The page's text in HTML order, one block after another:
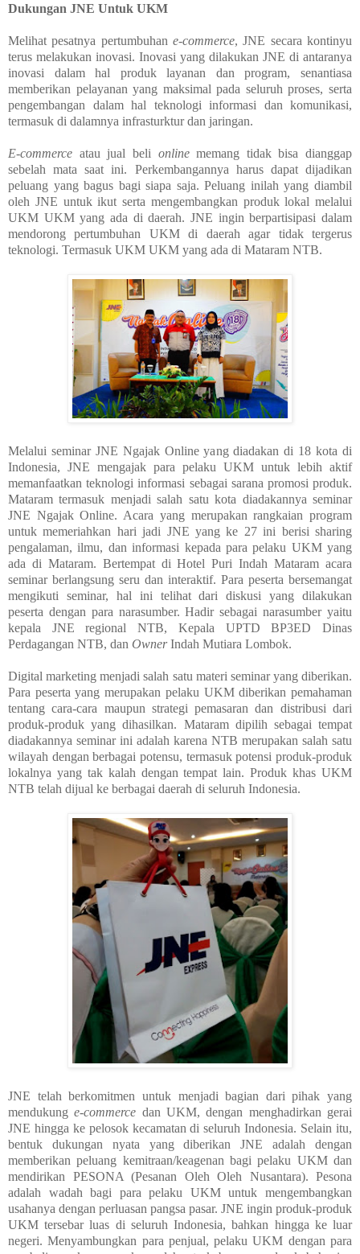
Dukungan JNE Untuk UKM
Melihat pesatnya pertumbuhan e-commerce, JNE secara kontinyu
terus melakukan inovasi. Inovasi yang dilakukan JNE di antaranya
inovasi dalam hal produk layanan dan program, senantiasa
memberikan pelayanan yang maksimal pada seluruh proses, serta
pengembangan dalam hal teknologi informasi dan komunikasi,
termasuk di dalamnya infrasturktur dan jaringan.
E-commerce atau jual beli onlinememang tidak bisa dianggap
sebelah mata saat ini. Perkembangannya harus dapat dijadikan
peluang yang bagus bagi siapa saja. Peluang inilah yang diambil
oleh JNE untuk ikut serta mengembangkan produk lokal melalui
UKM UKM yang ada di daerah. JNE ingin berpartisipasi dalam
mendorong pertumbuhan UKM di daerah agar tidak tergerus
teknologi. Termasuk UKM UKM yang ada di Mataram NTB.
Melalui seminar JNE Ngajak Online yang diadakan di 18 kota di
Indonesia, JNE mengajak para pelaku UKM untuk lebih aktif
memanfaatkan teknologi informasi sebagai sarana promosi produk.
Mataram termasuk menjadi salah satu kota diadakannya seminar
JNE Ngajak Online. Acara yang merupakan rangkaian program
untuk memeriahkan hari jadi JNE yang ke 27 ini berisi sharing
pengalaman, ilmu, dan informasi kepada para pelaku UKM yang
ada di Mataram. Bertempat di Hotel Puri Indah Mataram acara
seminar berlangsung seru dan interaktif. Para peserta bersemangat
mengikuti seminar, hal ini telihat dari diskusi yang dilakukan
peserta dengan para narasumber. Hadir sebagai narasumber yaitu
kepala JNE regional NTB, Kepala UPTD BP3ED Dinas
Perdagangan NTB, dan OwnerIndah Mutiara Lombok.
Digital marketing menjadi salah satu materi seminar yang diberikan.
Para peserta yang merupakan pelaku UKM diberikan pemahaman
tentang cara-cara maupun strategi pemasaran dan distribusi dari
produk-produk yang dihasilkan. Mataram dipilih sebagai tempat
diadakannya seminar ini adalah karena NTB merupakan salah satu
wilayah dengan berbagai potensu, termasuk potensi produk-produk
lokalnya yang tak kalah dengan tempat lain. Produk khas UKM
NTB telah dijual ke berbagai daerah di seluruh Indonesia.
JNE telah berkomitmen untuk menjadi bagian dari pihak yang
mendukunge-commerce dan UKM, dengan menghadirkan gerai
JNE hingga ke pelosok kecamatan di seluruh Indonesia. Selain itu,
bentuk dukungan nyata yang diberikan JNE adalah dengan
memberikan peluang kemitraan/keagenan bagi pelaku UKM dan
mendirikan PESONA (Pesanan Oleh Oleh Nusantara). Pesona
adalah wadah bagi para pelaku UKM untuk mengembangkan
usahanya dengan perluasan pangsa pasar. JNE ingin produk-produk
UKM tersebar luas di seluruh Indonesia, bahkan hingga ke luar
negeri. Menyambungkan para penjual, pelaku UKM dengan para